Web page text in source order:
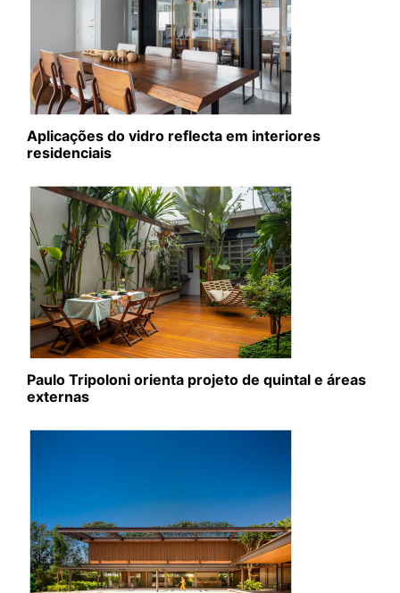
Aplicações do vidro reflecta em interiores
residenciais
Paulo Tripoloni orienta projeto de quintal e áreas
externas